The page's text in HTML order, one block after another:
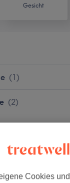
Gesicht
(1)
(2)
Details
Cookies